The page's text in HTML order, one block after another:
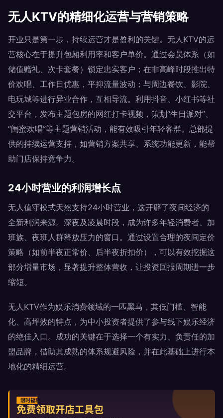
无人KTV的精细化运营与营销策略
开业只是第一步，持续运营才是盈利的关键。无人KTV的运
营核心在于提升包厢利用率和客户单价。通过会员体系（如
储值赠礼、次卡套餐）锁定忠实客户；在非高峰时段推出特
价欢唱、工作日优惠，平抑流量波动；与周边餐饮、影院、
电玩城等进行异业合作，互相导流。利用抖音、小红书等社
交平台，发布主题包房的网红打卡视频，策划“生日派对”、
“闺蜜欢唱”等主题营销活动，能有效吸引年轻客群。总部提
供的持续运营支持，如营销方案共享、系统功能更新，能帮
助门店保持竞争力。
24小时营业的利润增长点
无人值守模式天然支持24小时营业，这开辟了夜间经济的
全新利润来源。深夜及凌晨时段，成为许多年轻消费者、加
班族、夜班人群释放压力的窗口。通过设置合理的夜间定价
策略（如前半夜正常价、后半夜折扣价），可以有效挖掘这
部分增量市场，显著提升整体营收，让投资回报周期进一步
缩短。
无人KTV作为娱乐消费领域的一匹黑马，其低门槛、智能
化、高坪效的特点，为中小投资者提供了参与线下娱乐经济
的绝佳入口。成功的关键在于选择一个有实力、负责任的加
盟品牌，借助其成熟的体系规避风险，并在此基础上进行本
地化的精细运营。